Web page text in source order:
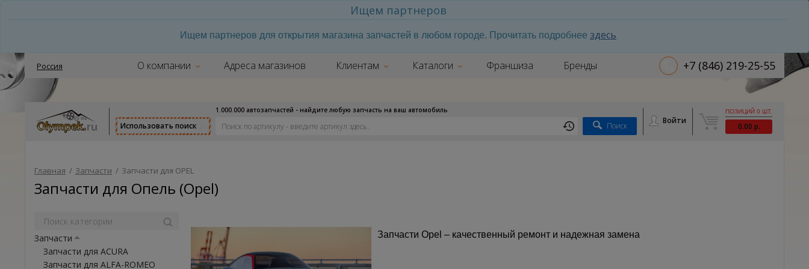
Ищем партнеров
Ищем партнеров для открытия магазина запчастей в любом городе. Прочитать подробнее здесь
Россия О компании Адреса магазинов Клиентам Каталоги Франшиза Бренды +7 (846) 219-25-55
Использовать поиск
1.000.000 автозапчастей - найдите любую запчасть на ваш автомобиль
Поиск
Войти
ПОЗИЦИЙ 0 ШТ.
0.00 р.
Главная / Запчасти / Запчасти для OPEL
Запчасти для Опель (Opel)
Запчасти
Запчасти для ACURA
Запчасти для ALFA-ROMEO
Запчасти Opel – качественный ремонт и надежная замена